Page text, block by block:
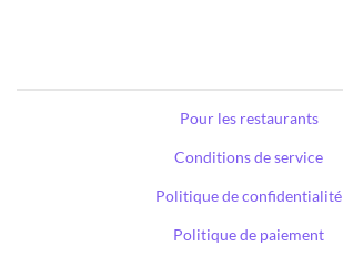
Pour les restaurants
Conditions de service
Politique de confidentialité
Politique de paiement